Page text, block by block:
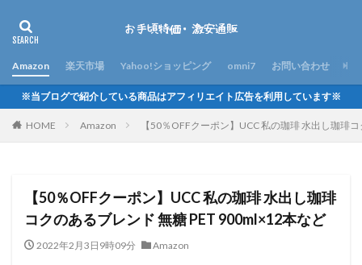
Amazon 楽天市場 Yahoo!ショッピング omni7 お問い合わせ
※当ブログで紹介している商品はアフィリエイト広告を利用しています※
HOME Amazon 【50％OFFクーポン】UCC 私の珈琲 水出し珈琲
【50％OFFクーポン】UCC 私の珈琲 水出し珈琲
コクのあるブレンド 無糖 PET 900ml×12本など
2022年2月3日9時09分 Amazon